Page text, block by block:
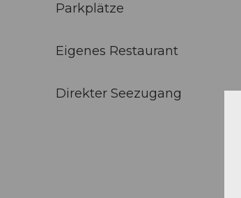
Parkplätze
Eigenes Restaurant
Direkter Seezugang